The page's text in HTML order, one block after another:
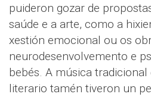
puideron gozar de
saúde e a arte, como a
xestión emocional ou os
neurodesenvolvemento e
bebés. A música
literario tamén tiveron un